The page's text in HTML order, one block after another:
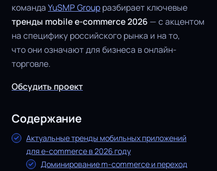
команда YuSMP Group разбирает ключевые
тренды mobile e-commerce 2026 — с акцентом
на специфику российского рынка и на то,
что они означают для бизнеса в онлайн-
торговле.
Обсудить проект
Содержание
Актуальные тренды мобильных приложений
для e-commerce в 2026 году
Доминирование m-commerce и переход